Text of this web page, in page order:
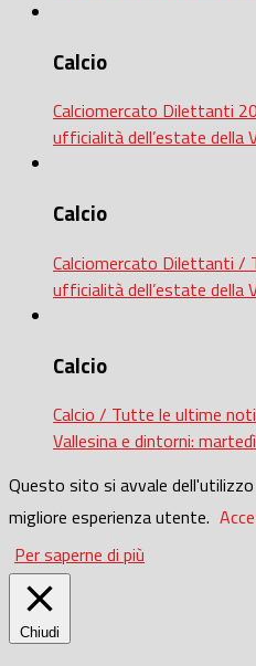
Calcio
Calciomercato Dilettanti
ufficialità dell’estate della
Calcio
Calciomercato Dilettanti
ufficialità dell’estate della
Calcio
Calcio / Tutte le ultime
Vallesina e dintorni:
Questo sito si avvale
migliore esperienza utente.
Per saperne di più
Chiudi